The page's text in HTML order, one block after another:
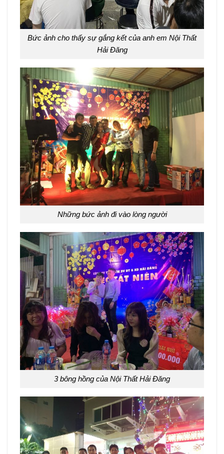
Bức ảnh cho thấy sự gắng kết của anh em Nội Thất
Hải Đăng
Những bức ảnh đi vào lòng người
3 bông hồng của Nội Thất Hải Đăng